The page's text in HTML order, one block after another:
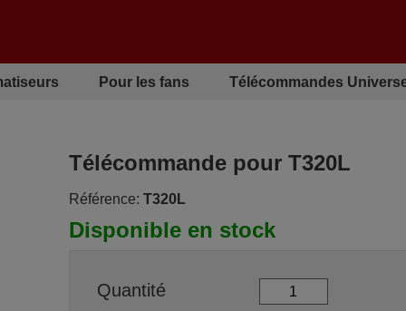
Pour les fans Télécommandes
Télécommande pour T320L
Référence: T320L
Disponible en stock
Quantité